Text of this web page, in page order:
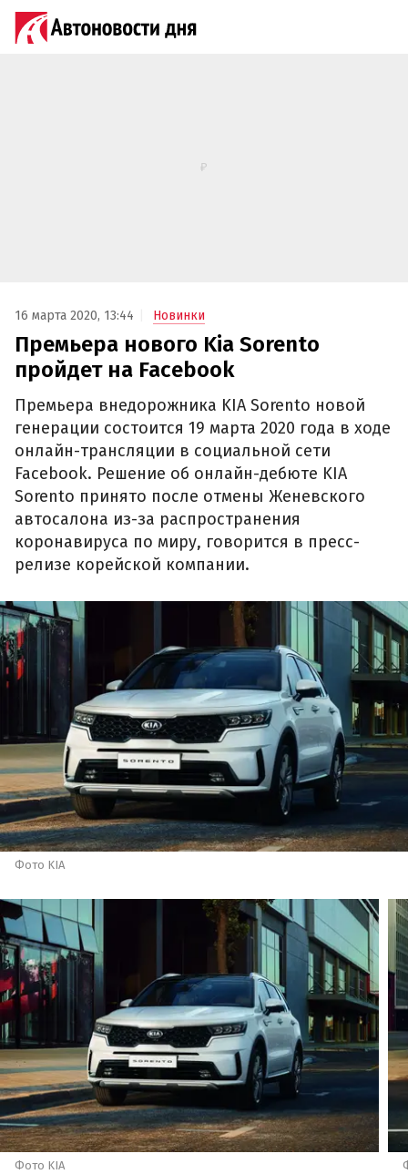
16 марта 2020, 13:44 Новинки
Премьера нового Kia Sorento
пройдет на Facebook
Премьера внедорожника KIA Sorento новой
генерации состоится 19 марта 2020 года в ходе
онлайн-трансляции в социальной сети
Facebook. Решение об онлайн-дебюте KIA
Sorento принято после отмены Женевского
автосалона из-за распространения
коронавируса по миру, говорится в пресс-
релизе корейской компании.
Фото KIA
Фото KIA